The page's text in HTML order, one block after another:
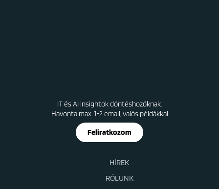
IT és AI insightok döntéshozóknak.
Havonta max. 1-2 email, valós példákkal
Feliratkozom
HÍREK
RÓLUNK